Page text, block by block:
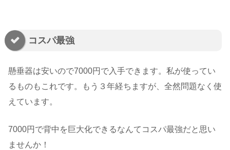
コスパ最強
懸垂器は安いので7000円で入手できます。私が使ってい
るものもこれです。もう３年経ちますが、全然問題なく使
えています。
7000円で背中を巨大化できるなんてコスパ最強だと思い
ませんか！